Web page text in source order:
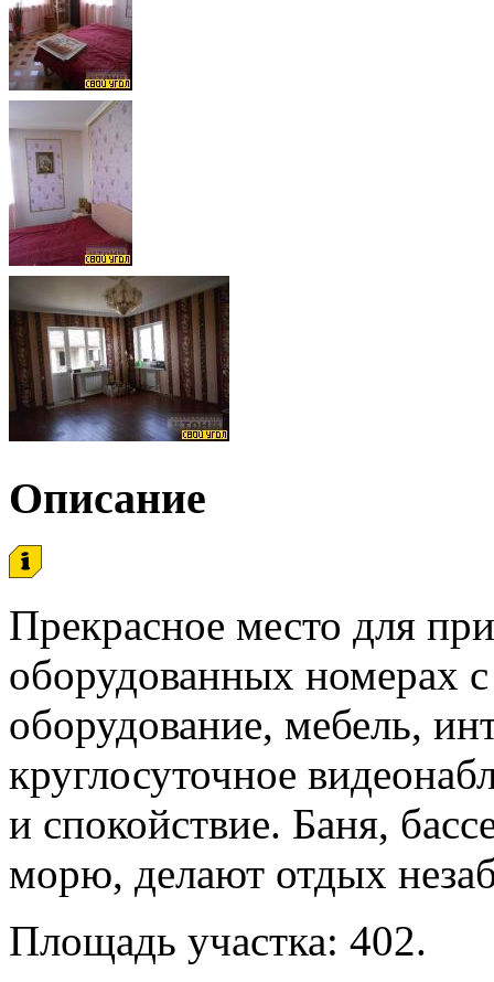
Описание
Прекрасное место для
оборудованных номерах
оборудование, мебель,
круглосуточное
и спокойствие. Баня,
морю, делают отдых
Площадь участка: 402.